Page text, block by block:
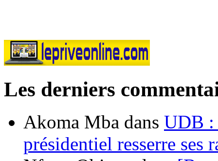
Les derniers
Akoma Mba dans UDB :
présidentiel resserre ses